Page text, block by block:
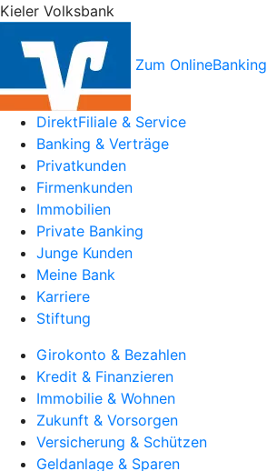
Kieler Volksbank
Zum OnlineBanking
DirektFiliale & Service
Banking & Verträge
Privatkunden
Firmenkunden
Immobilien
Private Banking
Junge Kunden
Meine Bank
Karriere
Stiftung
Girokonto & Bezahlen
Kredit & Finanzieren
Immobilie & Wohnen
Zukunft & Vorsorgen
Versicherung & Schützen
Geldanlage & Sparen